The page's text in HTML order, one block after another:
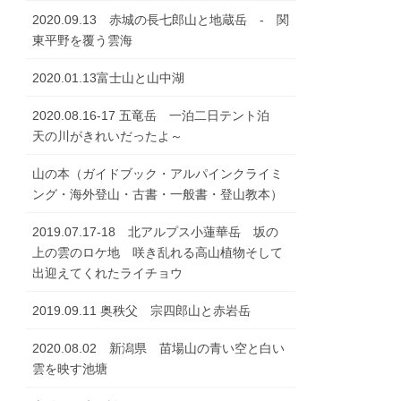
2020.09.13 赤城の長七郎山と地蔵岳 - 関
東平野を覆う雲海
2020.01.13富士山と山中湖
2020.08.16-17 五竜岳 一泊二日テント泊
天の川がきれいだったよ～
山の本（ガイドブック・アルパインクライミ
ング・海外登山・古書・一般書・登山教本）
2019.07.17-18 北アルプス小蓮華岳 坂の
上の雲のロケ地 咲き乱れる高山植物そして
出迎えてくれたライチョウ
2019.09.11 奥秩父 宗四郎山と赤岩岳
2020.08.02 新潟県 苗場山の青い空と白い
雲を映す池塘